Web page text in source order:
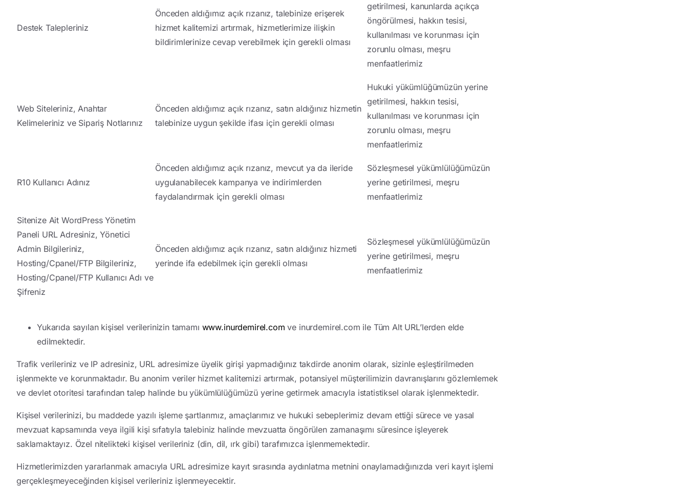
Destek Talepleriniz
Önceden aldığımız açık rızanız, talebinize erişerek
hizmet kalitemizi artırmak, hizmetlerimize ilişkin
bildirimlerinize cevap verebilmek için gerekli olması
getirilmesi, kanunlarda açıkça
öngörülmesi, hakkın tesisi,
kullanılması ve korunması için
zorunlu olması, meşru
menfaatlerimiz
Web Siteleriniz, Anahtar
Kelimeleriniz ve Sipariş Notlarınız
Önceden aldığımız açık rızanız, satın aldığınız hizmetin
talebinize uygun şekilde ifası için gerekli olması
Hukuki yükümlüğümüzün yerine
getirilmesi, hakkın tesisi,
kullanılması ve korunması için
zorunlu olması, meşru
menfaatlerimiz
R10 Kullanıcı Adınız
Önceden aldığımız açık rızanız, mevcut ya da ileride
uygulanabilecek kampanya ve indirimlerden
faydalandırmak için gerekli olması
Sözleşmesel yükümlülüğümüzün
yerine getirilmesi, meşru
menfaatlerimiz
Sitenize Ait WordPress Yönetim
Paneli URL Adresiniz, Yönetici
Admin Bilgileriniz,
Hosting/Cpanel/FTP Bilgileriniz,
Hosting/Cpanel/FTP Kullanıcı Adı ve
Şifreniz
Önceden aldığımız açık rızanız, satın aldığınız hizmeti
yerinde ifa edebilmek için gerekli olması
Sözleşmesel yükümlülüğümüzün
yerine getirilmesi, meşru
menfaatlerimiz
Yukarıda sayılan kişisel verilerinizin tamamı www.inurdemirel.com ve inurdemirel.com ile Tüm Alt URL’lerden elde
edilmektedir.
Trafik verileriniz ve IP adresiniz, URL adresimize üyelik girişi yapmadığınız takdirde anonim olarak, sizinle eşleştirilmeden
işlenmekte ve korunmaktadır. Bu anonim veriler hizmet kalitemizi artırmak, potansiyel müşterilimizin davranışlarını gözlemlemek
ve devlet otoritesi tarafından talep halinde bu yükümlülüğümüzü yerine getirmek amacıyla istatistiksel olarak işlenmektedir.
Kişisel verilerinizi, bu maddede yazılı işleme şartlarımız, amaçlarımız ve hukuki sebeplerimiz devam ettiği sürece ve yasal
mevzuat kapsamında veya ilgili kişi sıfatıyla talebiniz halinde mevzuatta öngörülen zamanaşımı süresince işleyerek
saklamaktayız. Özel nitelikteki kişisel verileriniz (din, dil, ırk gibi) tarafımızca işlenmemektedir.
Hizmetlerimizden yararlanmak amacıyla URL adresimize kayıt sırasında aydınlatma metnini onaylamadığınızda veri kayıt işlemi
gerçekleşmeyeceğinden kişisel verileriniz işlenmeyecektir.